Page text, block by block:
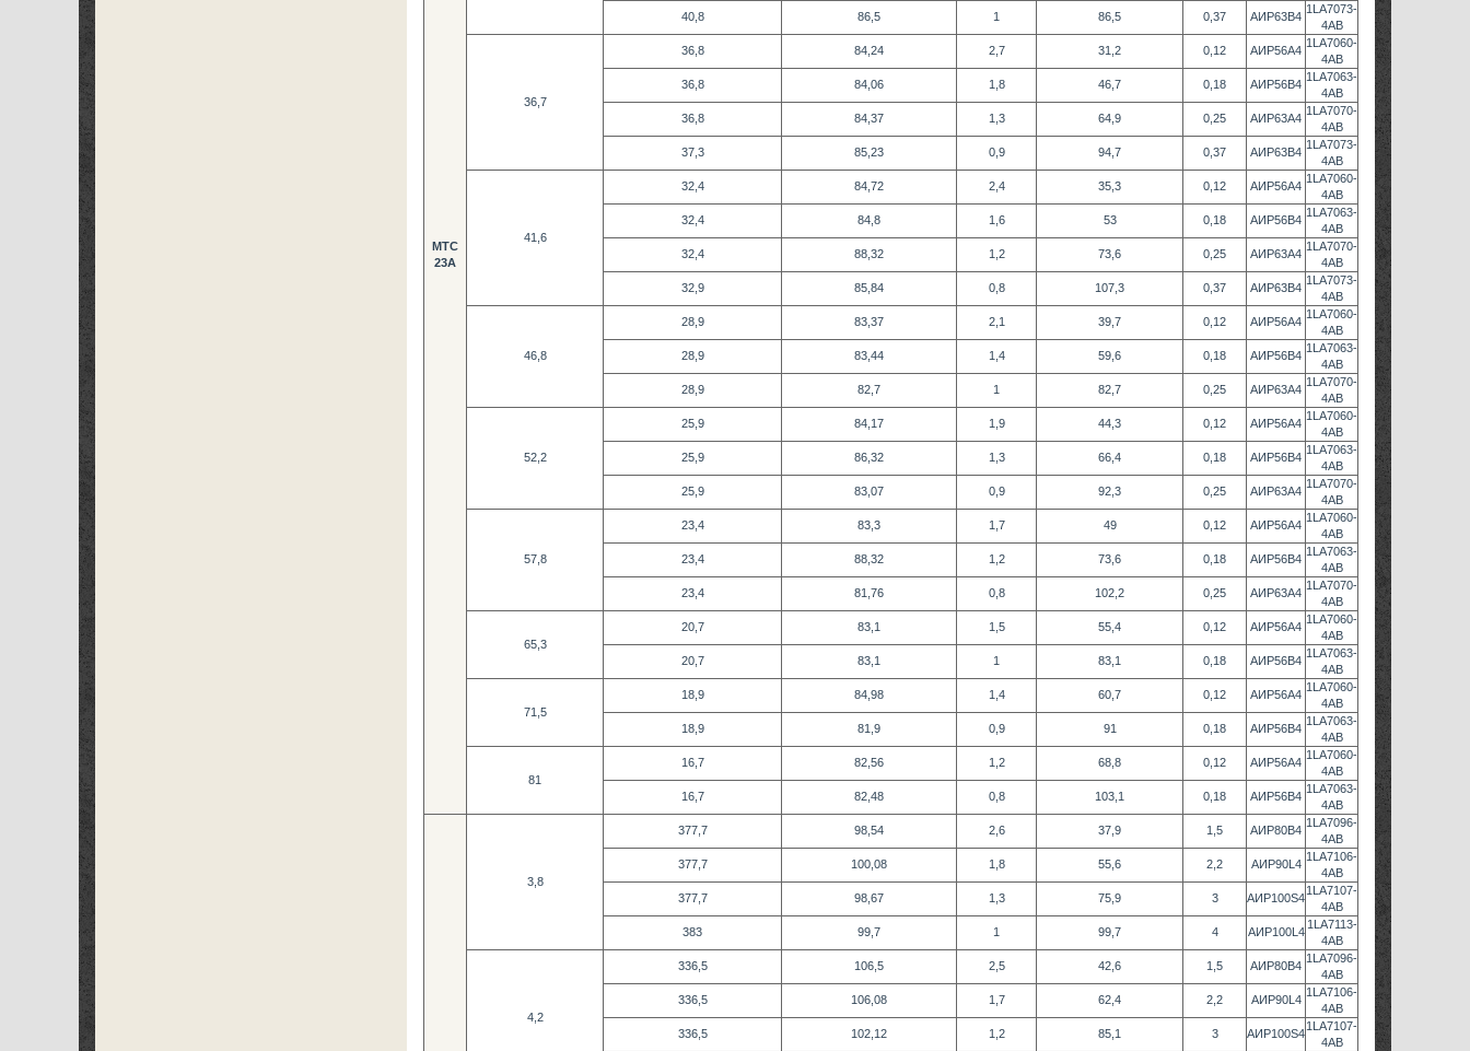
MTC
23A
40,8
86,5 1 86,5 0,37 АИР63В4
1LA7073-
4AB
36,7
36,8 84,24 2,7 31,2 0,12 АИР56А4
1LA7060-
4AB
36,8
84,06 1,8 46,7 0,18 АИР56В4
1LA7063-
4AB
36,8
84,37 1,3 64,9 0,25 АИР63А4
1LA7070-
4AB
37,3
85,23 0,9 94,7 0,37 АИР63В4
1LA7073-
4AB
41,6
32,4 84,72 2,4 35,3 0,12 АИР56А4
1LA7060-
4AB
32,4
84,8 1,6 53 0,18 АИР56В4
1LA7063-
4AB
32,4
88,32 1,2 73,6 0,25 АИР63А4
1LA7070-
4AB
32,9
85,84 0,8 107,3 0,37 АИР63В4
1LA7073-
4AB
46,8
28,9 83,37 2,1 39,7 0,12 АИР56А4
1LA7060-
4AB
28,9
83,44 1,4 59,6 0,18 АИР56В4
1LA7063-
4AB
28,9
82,7 1 82,7 0,25 АИР63А4
1LA7070-
4AB
52,2
25,9 84,17 1,9 44,3 0,12 АИР56А4
1LA7060-
4AB
25,9
86,32 1,3 66,4 0,18 АИР56В4
1LA7063-
4AB
25,9
83,07 0,9 92,3 0,25 АИР63А4
1LA7070-
4AB
57,8
23,4 83,3 1,7 49 0,12 АИР56А4
1LA7060-
4AB
23,4
88,32 1,2 73,6 0,18 АИР56В4
1LA7063-
4AB
23,4
81,76 0,8 102,2 0,25 АИР63А4
1LA7070-
4AB
65,3
20,7 83,1 1,5 55,4 0,12 АИР56А4
1LA7060-
4AB
20,7
83,1 1 83,1 0,18 АИР56В4
1LA7063-
4AB
71,5
18,9 84,98 1,4 60,7 0,12 АИР56А4
1LA7060-
4AB
18,9
81,9 0,9 91 0,18 АИР56В4
1LA7063-
4AB
81
16,7 82,56 1,2 68,8 0,12 АИР56А4
1LA7060-
4AB
16,7
82,48 0,8 103,1 0,18 АИР56В4
1LA7063-
4AB
3,8
377,7 98,54 2,6 37,9 1,5 АИР80В4
1LA7096-
4AB
377,7
100,08 1,8 55,6 2,2 АИР90L4
1LA7106-
4AB
377,7
98,67 1,3 75,9 3 АИР100S4
1LA7107-
4AB
383
99,7 1 99,7 4 АИР100L4
1LA7113-
4AB
4,2
336,5 106,5 2,5 42,6 1,5 АИР80В4
1LA7096-
4AB
336,5
106,08 1,7 62,4 2,2 АИР90L4
1LA7106-
4AB
336,5
102,12 1,2 85,1 3 АИР100S4
1LA7107-
4AB